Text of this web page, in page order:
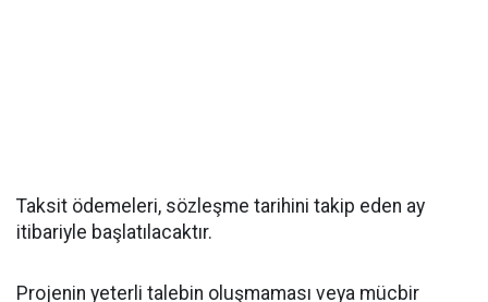
Taksit ödemeleri, sözleşme tarihini takip eden ay
itibariyle başlatılacaktır.
Projenin yeterli talebin oluşmaması veya mücbir